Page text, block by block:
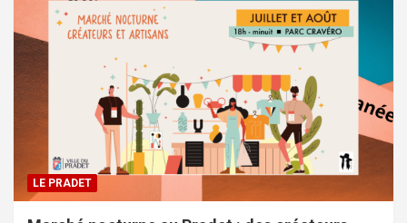
LE PRADET